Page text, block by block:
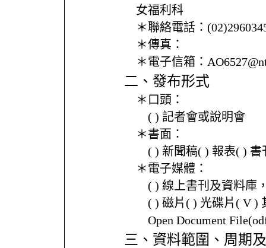
女福利科
＊聯絡電話：
＊傳真：
＊電子信箱：
二、發布形式
＊口頭：
( ) 記者會或說明會
＊書面：
( ) 新聞稿( ) 報表( ) 書
＊電子媒體：
( ) 線上書刊及資料庫
( ) 磁片( ) 光碟片( V )
Open Document
三、資料範圍、周期